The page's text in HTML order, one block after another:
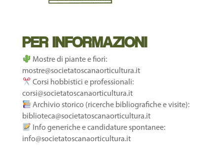
PER INFORMAZIONI
Mostre di piante e fiori:
mostre@societatoscanaorticultura.it
Corsi hobbistici e professionali:
corsi@societatoscanaorticultura.it
Archivio storico (ricerche bibliografiche e visite):
biblioteca@societatoscanaorticultura.it
Info generiche e candidature spontanee:
info@societatoscanaorticultura.it